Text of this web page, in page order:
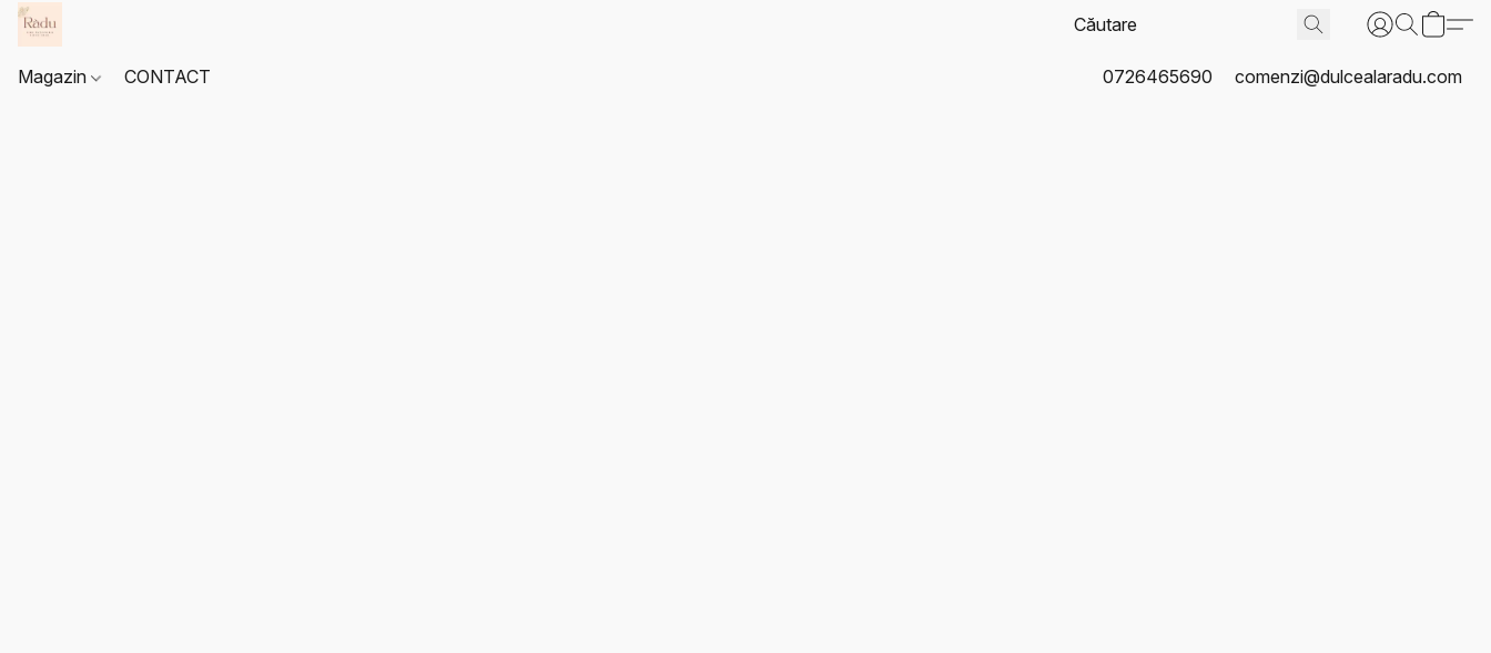
Magazin CONTACT 0726465690 comenzi@dulcealaradu.com